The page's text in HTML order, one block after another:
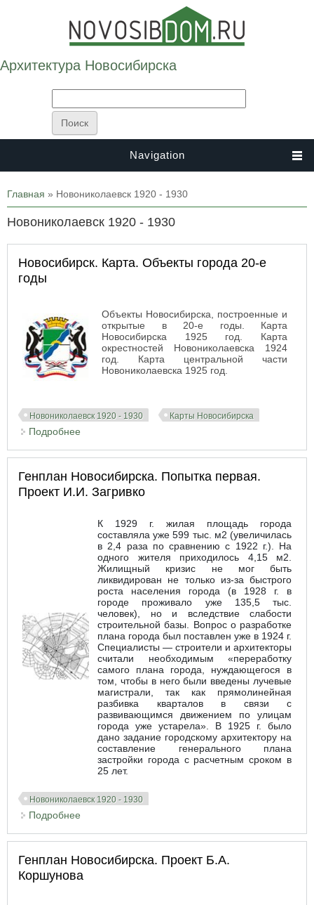
Архитектура Новосибирска
Navigation
Вы здесь
Главная » Новониколаевск 1920 - 1930
Новониколаевск 1920 - 1930
Новосибирск. Карта. Объекты города 20-е
годы
Объекты Новосибирска, построенные и
открытые в 20-е годы. Карта
Новосибирска 1925 год. Карта
окрестностей Новониколаевска 1924
год. Карта центральной части
Новониколаевска 1925 год.
Новониколаевск 1920 - 1930 Карты Новосибирска
Подробнее
Генплан Новосибирска. Попытка первая.
Проект И.И. Загривко
К 1929 г. жилая площадь города
составляла уже 599 тыс. м2 (увеличилась
в 2,4 раза по сравнению с 1922 г.). На
одного жителя приходилось 4,15 м2.
Жилищный кризис не мог быть
ликвидирован не только из-за быстрого
роста населения города (в 1928 г. в
городе проживало уже 135,5 тыс.
человек), но и вследствие слабости
строительной базы. Вопрос о разработке
плана города был поставлен уже в 1924 г.
Специалисты — строители и архитекторы
считали необходимым «переработку
самого плана города, нуждающегося в
том, чтобы в него были введены лучевые
магистрали, так как прямолинейная
разбивка кварталов в связи с
развивающимся движением по улицам
города уже устарела». В 1925 г. было
дано задание городскому архитектору на
составление генерального плана
застройки города с расчетным сроком в
25 лет.
Новониколаевск 1920 - 1930
Подробнее
Генплан Новосибирска. Проект Б.А.
Коршунова